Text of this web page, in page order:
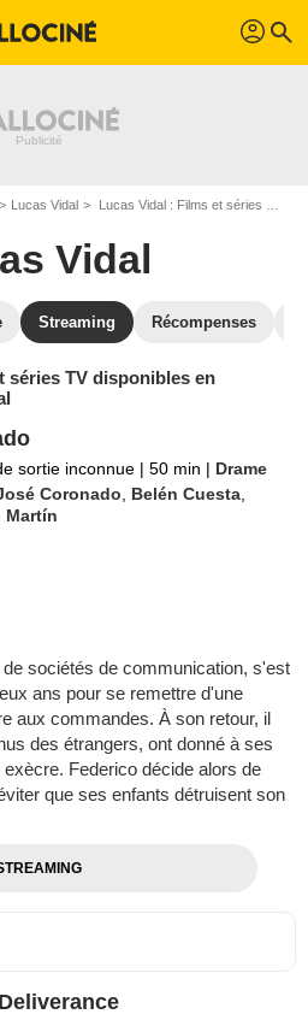
profil search
Lucas Vidal Lucas Vidal : Films et séries online
Vidal
Streaming Récompenses
séries TV disponibles en
sortie inconnue | 50 min | Drame
Coronado Belén Cuesta
Martín
sociétés de communication, s'est
ans pour se remettre d'une
aux commandes. À son retour, il
des étrangers, ont donné à ses
Federico décide alors de
que ses enfants détruisent son